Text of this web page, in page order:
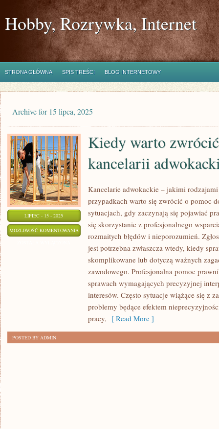
Hobby, Rozrywka, Internet
STRONA GŁÓWNA SPIS TREŚCI BLOG INTERNETOWY
Archive for 15 lipca, 2025
LIPIEC - 15 - 2025
MOŻLIWOŚĆ KOMENTOWANIA
ZWRÓCIĆ
Kiedy warto
kancelarii
Kancelarie adwokackie – jakimi
przypadkach warto się zwrócić o pomoc
sytuacjach, gdy zaczynają się pojawiać
się skorzystanie z profesjonalnego
rozmaitych błędów i nieporozumień.
jest potrzebna zwłaszcza wtedy, kiedy
skomplikowane lub dotyczą ważnych
zawodowego. Profesjonalna pomoc
sprawach wymagających precyzyjnej
interesów. Często sytuacje wiążące się z
problemy będące efektem
pracy, [ Read More ]
POSTED BY ADMIN